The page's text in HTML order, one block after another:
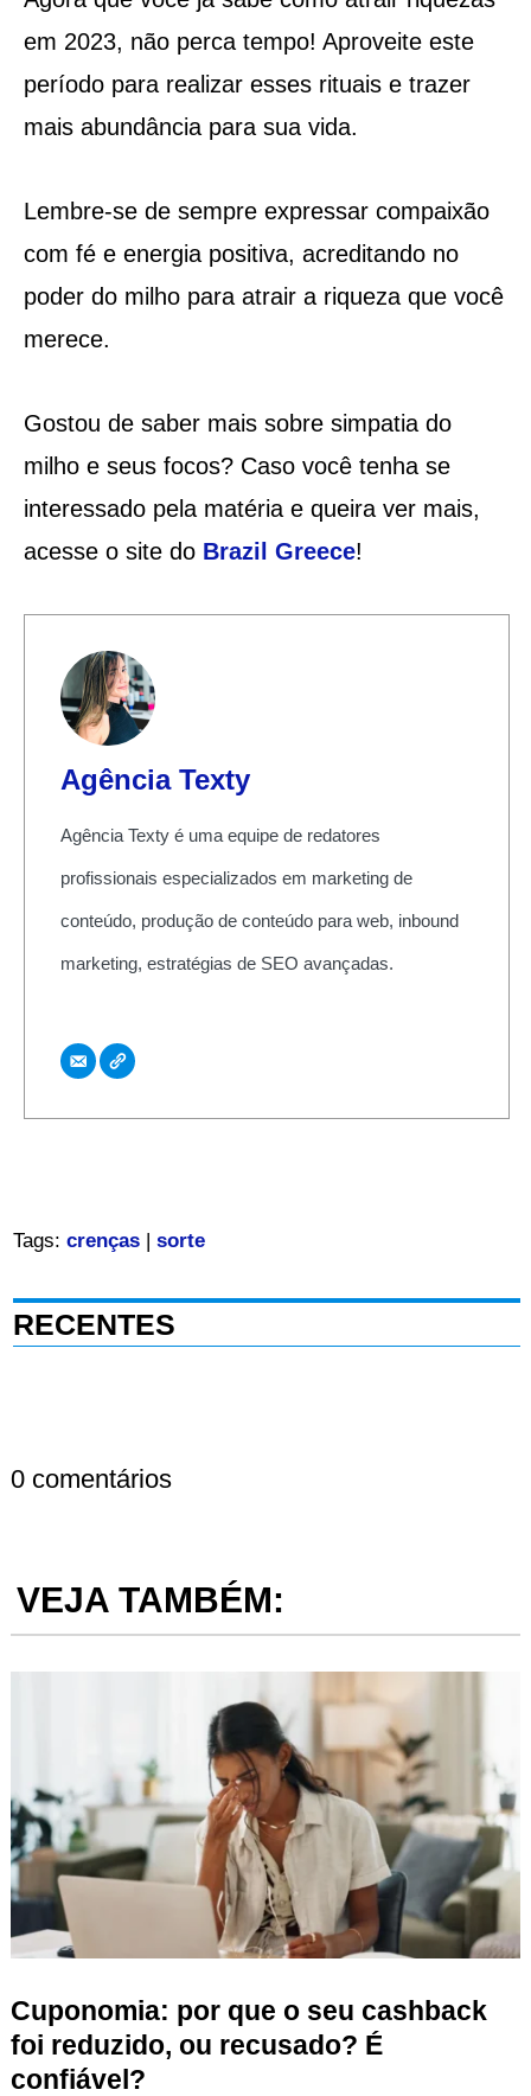
em 2023, não perca tempo! Aproveite este
período para realizar esses rituais e trazer
mais abundância para sua vida.
Lembre-se de sempre expressar compaixão
com fé e energia positiva, acreditando no
poder do milho para atrair a riqueza que você
merece.
Gostou de saber mais sobre simpatia do
milho e seus focos? Caso você tenha se
interessado pela matéria e queira ver mais,
acesse o site do Brazil Greece!
Agência Texty
Agência Texty é uma equipe de redatores
profissionais especializados em marketing de
conteúdo, produção de conteúdo para web, inbound
marketing, estratégias de SEO avançadas.
Tags: crenças| sorte
RECENTES
0 comentários
VEJA TAMBÉM:
Cuponomia: por que o seu cashback
foi reduzido, ou recusado? É
confiável?